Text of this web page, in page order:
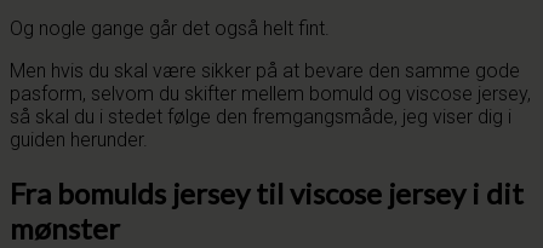
Og nogle gange går det også helt fint.
Men hvis du skal være sikker på at bevare den samme gode
pasform, selvom du skifter mellem bomuld og viscose jersey,
så skal du i stedet følge den fremgangsmåde, jeg viser dig i
guiden herunder.
Fra bomulds jersey til viscose jersey i dit
mønster